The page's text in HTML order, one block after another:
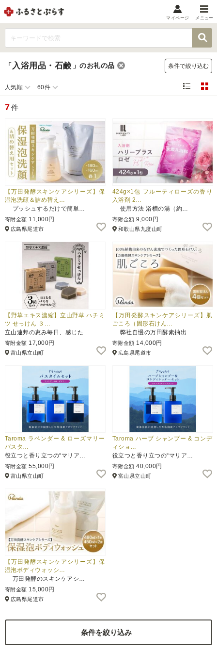
メニュー
マイメニュー
マイページ
メニュー
お礼の品から探す
お礼の品をカテゴリや金額で絞り込み
自治体から探す
ランキング
特集・おすすめ
ふるさと納税とは
控除額シミュレータ Q&A
マイページ
「 入浴用品・石鹸 」のお礼の品 条件で絞り込む
人気順 60件
7件
【万田発酵スキンケアシリーズ】保
湿泡洗顔＆詰め替え…
プッシュするだけで簡単…
寄附金額 11,000円
広島県尾道市
424g×1包 フルーティローズの香り
入浴剤 2…
使用方法 浴槽の湯（約…
寄附金額 9,000円
和歌山県九度山町
【野草エキス濃縮】立山野草 ハチミ
ツ せっけん ３…
立山連邦の恵み毎日、感じた…
寄附金額 17,000円
富山県立山町
【万田発酵スキンケアシリーズ】肌
ごころ（固形石けん…
弊社自慢の万田酵素抽出…
寄附金額 14,000円
広島県尾道市
Taroma ラベンダー & ローズマリー
バスタ…
役立つと香り立つの“マリア…
寄附金額 55,000円
富山県立山町
Taroma ハーブ シャンプー & コンデ
ィショ…
役立つと香り立つの“マリア…
寄附金額 40,000円
富山県立山町
【万田発酵スキンケアシリーズ】保
湿泡ボディウォッシ…
万田発酵のスキンケアシ…
寄附金額 15,000円
広島県尾道市
条件を絞り込み